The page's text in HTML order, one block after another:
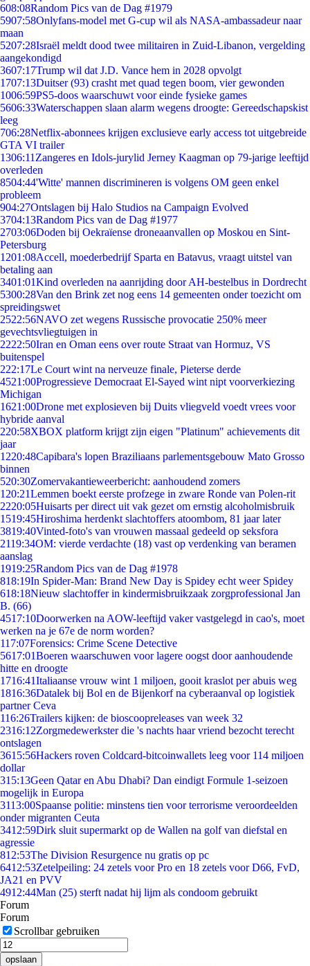
608:08Random Pics van de Dag #1979
5907:58Onlyfans-model met G-cup wil als NASA-ambassadeur naar
maan
5207:28Israël meldt dood twee militairen in Zuid-Libanon, vergelding
aangekondigd
3607:17Trump wil dat J.D. Vance hem in 2028 opvolgt
1707:13Duitser (93) crasht met quad tegen boom, vier gewonden
1006:59PS5-doos waarschuwt voor einde fysieke games
5606:33Waterschappen slaan alarm wegens droogte: Gereedschapskist
leeg
706:28Netflix-abonnees krijgen exclusieve early access tot uitgebreide
GTA VI trailer
1306:11 Zangeres en Idols-jurylid Jerney Kaagman op 79-jarige leeftijd
overleden
8504:44'Witte' mannen discrimineren is volgens OM geen enkel
probleem
904:27Ontslagen bij Halo Studios na Campaign Evolved
3704:13Random Pics van de Dag #1977
2703:06Doden bij Oekraïense droneaanvallen op Moskou en Sint-
Petersburg
1201:08Accell, moederbedrijf Sparta en Batavus, vraagt uitstel van
betaling aan
3401:01Kind overleden na aanrijding door AH-bestelbus in Dordrecht
5300:28Van den Brink zet nog eens 14 gemeenten onder toezicht om
spreidingswet
2522:56NAVO zet wegens Russische provocatie 250% meer
gevechtsvliegtuigen in
2222:50Iran en Oman eens over route Straat van Hormuz, VS
buitenspel
222:17Le Court wint na nerveuze finale, Pieterse derde
4521:00Progressieve Democraat El-Sayed wint nipt voorverkiezing
Michigan
1621:00Drone met explosieven bij Duits vliegveld voedt vrees voor
hybride aanval
220:58XBOX platform krijgt zijn eigen "Platinum" achievements dit
jaar
1220:48Capibara's lopen Braziliaans parlementsgebouw Mato Grosso
binnen
520:30Zomervakantieweerbericht: aanhoudend zomers
1 20:21Lemmen boekt eerste profzege in zware Ronde van Polen-rit
2220:05Huisarts per direct uit vak gezet om ernstig alcoholmisbruik
1519:45Hiroshima herdenkt slachtoffers atoombom, 81 jaar later
3819:40Vinted-foto's van vrouwen massaal gedeeld op seksfora
2119:34OM: vierde verdachte (18) vast op verdenking van beramen
aanslag
1919:25Random Pics van de Dag #1978
818:19In Spider-Man: Brand New Day is Spidey echt weer Spidey
618:18Nieuw slachtoffer in kindermisbruikzaak zorgprofessional Jan
B. (66)
4517:10Doorwerken na AOW-leeftijd vaker vastgelegd in cao's, moet
werken na je 67e de norm worden?
117:07Forensics: Crime Scene Detective
5617:01Boeren waarschuwen voor lagere oogst door aanhoudende
hitte en droogte
1716:41Italiaanse vrouw wint 1 miljoen, gooit kraslot per abuis weg
1816:36Datalek bij Bol en de Bijenkorf na cyberaanval op logistiek
partner Ceva
116:26Trailers kijken: de bioscoopreleases van week 32
2316:12Zorgmedewerkster die 's nachts haar vriend bezocht terecht
ontslagen
3615:56Hackers roven Coldcard-bitcoinwallets leeg voor 114 miljoen
dollar
315:13Geen Qatar en Abu Dhabi? Dan eindigt Formule 1-seizoen
mogelijk in Europa
3113:00Spaanse politie: minstens tien voor terrorisme veroordeelden
onder migranten Ceuta
3412:59Dirk sluit supermarkt op de Wallen na golf van diefstal en
agressie
812:53The Division Resurgence nu gratis op pc
6412:53Zetelpeiling: 24 zetels voor Pro en 18 zetels voor D66, FvD,
JA21 en PVV
4912:44Man (25) sterft nadat hij lijm als condoom gebruikt
Forum
Forum
Scrollbar gebruiken
opslaan